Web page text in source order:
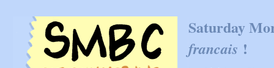
Saturday
francais !